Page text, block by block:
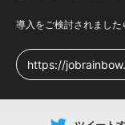
導入をご検討されました
https://